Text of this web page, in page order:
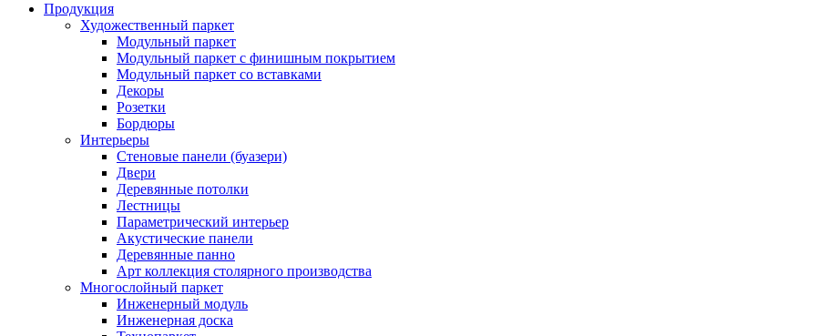
Продукция
Художественный паркет
Модульный паркет
Модульный паркет с финишным покрытием
Модульный паркет со вставками
Декоры
Розетки
Бордюры
Интерьеры
Стеновые панели (буазери)
Двери
Деревянные потолки
Лестницы
Параметрический интерьер
Акустические панели
Деревянные панно
Арт коллекция столярного производства
Многослойный паркет
Инженерный модуль
Инженерная доска